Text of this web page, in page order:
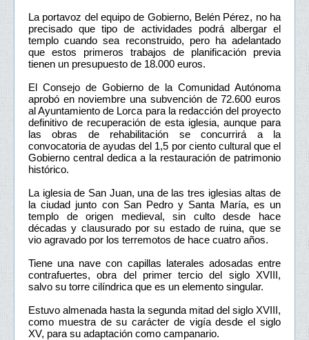
La portavoz del equipo de Gobierno, Belén Pérez, no ha
precisado que tipo de actividades podrá albergar el
templo cuando sea reconstruido, pero ha adelantado
que estos primeros trabajos de planificación previa
tienen un presupuesto de 18.000 euros.
El Consejo de Gobierno de la Comunidad Autónoma
aprobó en noviembre una subvención de 72.600 euros
al Ayuntamiento de Lorca para la redacción del proyecto
definitivo de recuperación de esta iglesia, aunque para
las obras de rehabilitación se concurrirá a la
convocatoria de ayudas del 1,5 por ciento cultural que el
Gobierno central dedica a la restauración de patrimonio
histórico.
La iglesia de San Juan, una de las tres iglesias altas de
la ciudad junto con San Pedro y Santa María, es un
templo de origen medieval, sin culto desde hace
décadas y clausurado por su estado de ruina, que se
vio agravado por los terremotos de hace cuatro años.
Tiene una nave con capillas laterales adosadas entre
contrafuertes, obra del primer tercio del siglo XVIII,
salvo su torre cilíndrica que es un elemento singular.
Estuvo almenada hasta la segunda mitad del siglo XVIII,
como muestra de su carácter de vigía desde el siglo
XV, para su adaptación como campanario.